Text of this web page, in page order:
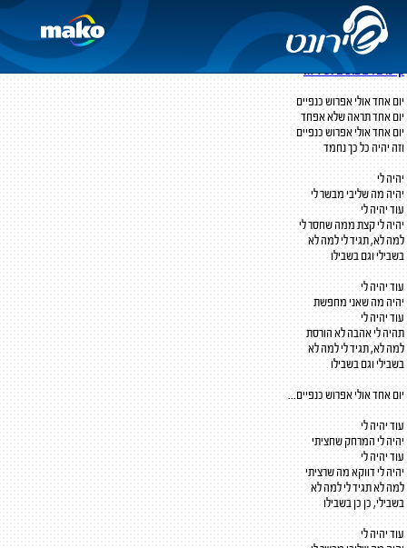
עוד יהיה לי
מילים:רחל שפירא
ירוסלב יעקובוביץ'
קיימים 4 ביצועים לשיר זה
יום אחד אולי אפרוש כנפיים
יום אחד תראה שלא אפחד
יום אחד אולי אפרוש כנפיים
וזה יהיה כל כך נחמד
יהיה לי
יהיה מה שליבי מבשר לי
עוד יהיה לי
יהיה לי קצת ממה שחסר לי
למה לא, תגיד לי למה לא
בשבילי וגם בשבילו
עוד יהיה לי
יהיה מה שאני מחפשת
עוד יהיה לי
תהיה לי אהבה לא הורסת
למה לא, תגיד לי למה לא
בשבילי וגם בשבילו
יום אחד אולי אפרוש כנפיים...
עוד יהיה לי
יהיה לי המרחק שחציתי
עוד יהיה לי
יהיה לי דווקא מה שרציתי
למה לא תגיד לי למה לא
בשבילי, כן כן בשבילו
עוד יהיה לי